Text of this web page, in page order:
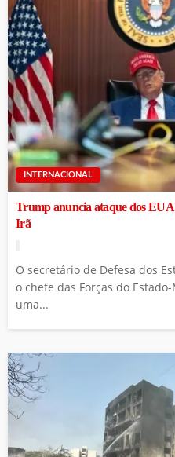
INTERNACIONAL
Trump anuncia ataque dos EUA
Irã
O secretário de Defesa dos
o chefe das Forças do
uma...